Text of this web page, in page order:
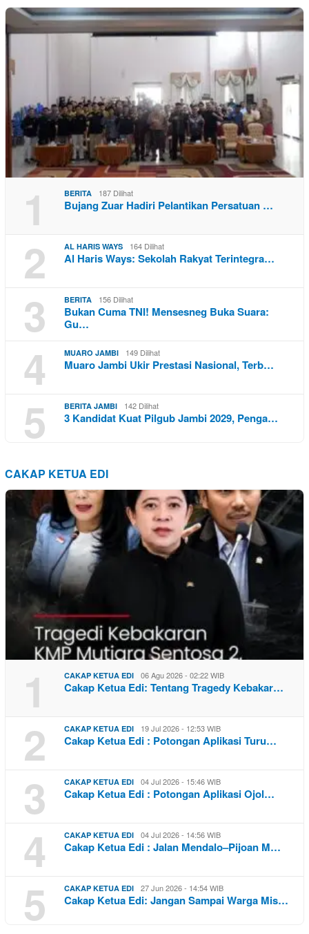
1 BERITA 187 Dilihat
Bujang Zuar Hadiri Pelantikan Persatuan …
2 AL HARIS WAYS 164 Dilihat
Al Haris Ways: Sekolah Rakyat Terintegra…
3 BERITA 156 Dilihat
Bukan Cuma TNI! Mensesneg Buka Suara:
Gu…
4 MUARO JAMBI 149 Dilihat
Muaro Jambi Ukir Prestasi Nasional, Terb…
5 BERITA JAMBI 142 Dilihat
3 Kandidat Kuat Pilgub Jambi 2029, Penga…
CAKAP KETUA EDI
1 CAKAP KETUA EDI 06 Agu 2026 - 02:22 WIB
Cakap Ketua Edi: Tentang Tragedy Kebakar…
2 CAKAP KETUA EDI 19 Jul 2026 - 12:53 WIB
Cakap Ketua Edi : Potongan Aplikasi Turu…
3 CAKAP KETUA EDI 04 Jul 2026 - 15:46 WIB
Cakap Ketua Edi : Potongan Aplikasi Ojol…
4 CAKAP KETUA EDI 04 Jul 2026 - 14:56 WIB
Cakap Ketua Edi : Jalan Mendalo–Pijoan M…
5 CAKAP KETUA EDI 27 Jun 2026 - 14:54 WIB
Cakap Ketua Edi: Jangan Sampai Warga Mis…